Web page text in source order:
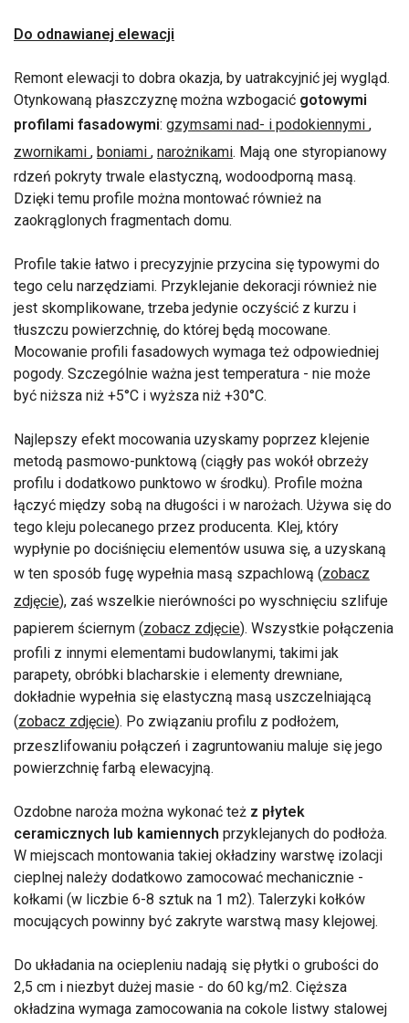
Do odnawianej elewacji
Remont elewacji to dobra okazja, by uatrakcyjnić jej wygląd.
Otynkowaną płaszczyznę można wzbogacić gotowymi
profilami fasadowymi: gzymsami nad- i podokiennymi ,
zwornikami , boniami , narożnikami. Mają one styropianowy
rdzeń pokryty trwale elastyczną, wodoodporną masą.
Dzięki temu profile można montować również na
zaokrąglonych fragmentach domu.
Profile takie łatwo i precyzyjnie przycina się typowymi do
tego celu narzędziami. Przyklejanie dekoracji również nie
jest skomplikowane, trzeba jedynie oczyścić z kurzu i
tłuszczu powierzchnię, do której będą mocowane.
Mocowanie profili fasadowych wymaga też odpowiedniej
pogody. Szczególnie ważna jest temperatura - nie może
być niższa niż +5°C i wyższa niż +30°C.
Najlepszy efekt mocowania uzyskamy poprzez klejenie
metodą pasmowo-punktową (ciągły pas wokół obrzeży
profilu i dodatkowo punktowo w środku). Profile można
łączyć między sobą na długości i w narożach. Używa się do
tego kleju polecanego przez producenta. Klej, który
wypłynie po dociśnięciu elementów usuwa się, a uzyskaną
w ten sposób fugę wypełnia masą szpachlową (zobacz
zdjęcie), zaś wszelkie nierówności po wyschnięciu szlifuje
papierem ściernym (zobacz zdjęcie). Wszystkie połączenia
profili z innymi elementami budowlanymi, takimi jak
parapety, obróbki blacharskie i elementy drewniane,
dokładnie wypełnia się elastyczną masą uszczelniającą
(zobacz zdjęcie). Po związaniu profilu z podłożem,
przeszlifowaniu połączeń i zagruntowaniu maluje się jego
powierzchnię farbą elewacyjną.
Ozdobne naroża można wykonać też z płytek
ceramicznych lub kamiennych przyklejanych do podłoża.
W miejscach montowania takiej okładziny warstwę izolacji
cieplnej należy dodatkowo zamocować mechanicznie -
kołkami (w liczbie 6-8 sztuk na 1 m2). Talerzyki kołków
mocujących powinny być zakryte warstwą masy klejowej.
Do układania na ociepleniu nadają się płytki o grubości do
2,5 cm i niezbyt dużej masie - do 60 kg/m2. Cięższa
okładzina wymaga zamocowania na cokole listwy stalowej